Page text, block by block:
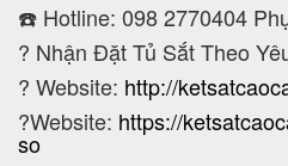
☎️ Hotline: 098 2770404
? Nhận Đặt Tủ Sắt Theo
? Website: http://
?Website: https://
so